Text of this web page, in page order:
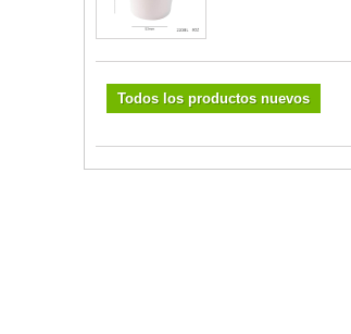
Todos los productos nuevos